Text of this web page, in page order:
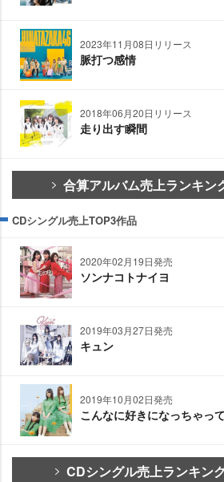
2023年11月08日リリース
脈打つ感情
2018年06月20日リリース
走り出す瞬間
合算アルバム売上ランキン
CDシングル売上TOP3作品
2020年02月19日発売
ソンナコトナイヨ
2019年03月27日発売
キュン
2019年10月02日発売
こんなに好きになっちゃっ
CDシングル売上ランキン